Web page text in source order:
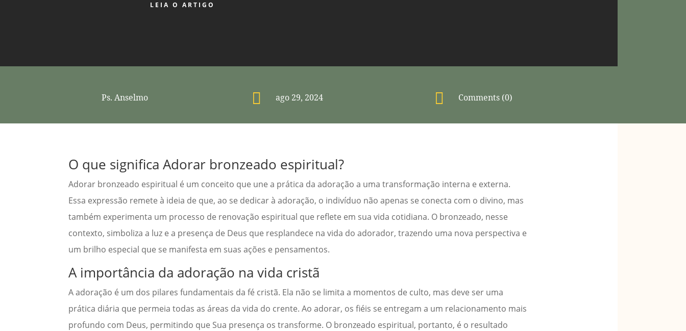
LEIA O ARTIGO
Ps. Anselmo  ago 29, 2024  Comments (0)
O que significa Adorar bronzeado espiritual?
Adorar bronzeado espiritual é um conceito que une a prática da adoração a uma transformação interna e externa.
Essa expressão remete à ideia de que, ao se dedicar à adoração, o indivíduo não apenas se conecta com o divino, mas
também experimenta um processo de renovação espiritual que reflete em sua vida cotidiana. O bronzeado, nesse
contexto, simboliza a luz e a presença de Deus que resplandece na vida do adorador, trazendo uma nova perspectiva e
um brilho especial que se manifesta em suas ações e pensamentos.
A importância da adoração na vida cristã
A adoração é um dos pilares fundamentais da fé cristã. Ela não se limita a momentos de culto, mas deve ser uma
prática diária que permeia todas as áreas da vida do crente. Ao adorar, os fiéis se entregam a um relacionamento mais
profundo com Deus, permitindo que Sua presença os transforme. O bronzeado espiritual, portanto, é o resultado